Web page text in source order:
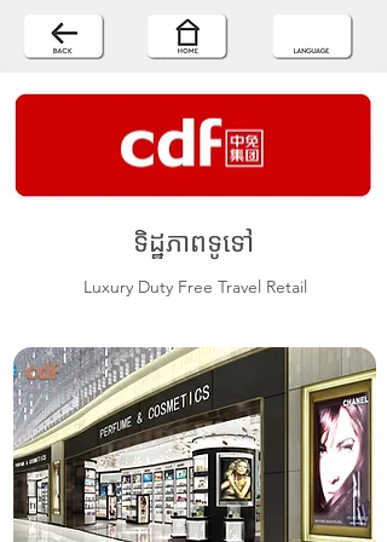
ទិដ្ឋភាពទូទៅ
Luxury Duty Free Travel Retail